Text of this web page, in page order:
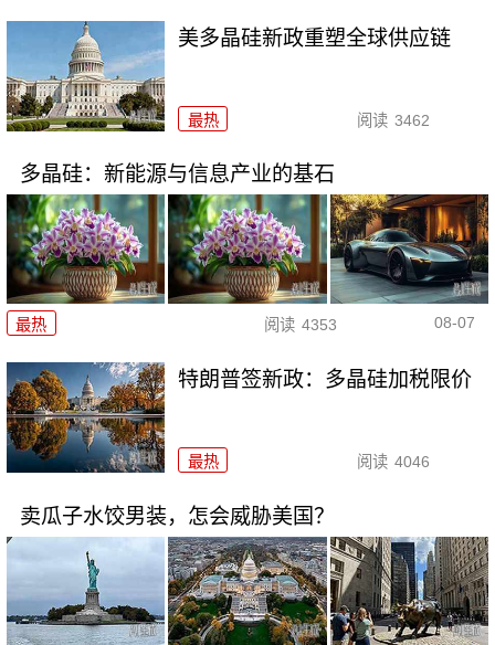
美多晶硅新政重塑全球供应链
最热 阅读 3462
多晶硅：新能源与信息产业的基石
最热 阅读 4353 08-07
特朗普签新政：多晶硅加税限价
最热 阅读 4046
卖瓜子水饺男装，怎会威胁美国？